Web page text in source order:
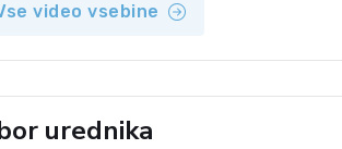
video vsebine
urednika